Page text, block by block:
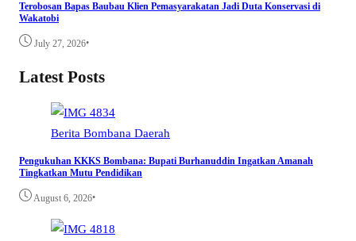
Terobosan Bapas Baubau Klien Pemasyarakatan Jadi Duta Konservasi di
Wakatobi
July 27, 2026•
Latest Posts
Berita Bombana Daerah
Pengukuhan KKKS Bombana: Bupati Burhanuddin Ingatkan Amanah
Tingkatkan Mutu Pendidikan
August 6, 2026•